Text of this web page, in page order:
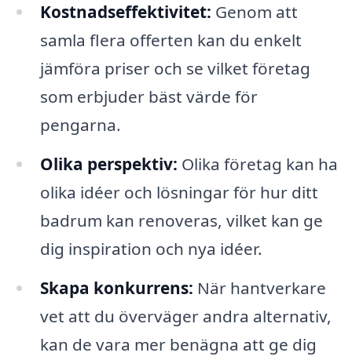
Kostnadseffektivitet: Genom att
samla flera offerten kan du enkelt
jämföra priser och se vilket företag
som erbjuder bäst värde för
pengarna.
Olika perspektiv: Olika företag kan ha
olika idéer och lösningar för hur ditt
badrum kan renoveras, vilket kan ge
dig inspiration och nya idéer.
Skapa konkurrens: När hantverkare
vet att du överväger andra alternativ,
kan de vara mer benägna att ge dig